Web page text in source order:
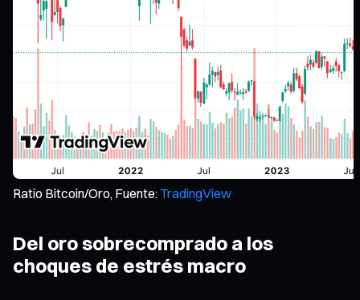
Ratio Bitcoin/Oro, Fuente: TradingView
Del oro sobrecomprado a los
choques de estrés macro